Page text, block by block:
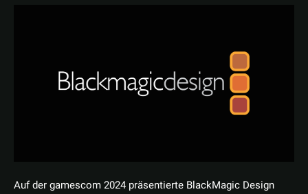
Auf der gamescom 2024 präsentierte BlackMagic Design